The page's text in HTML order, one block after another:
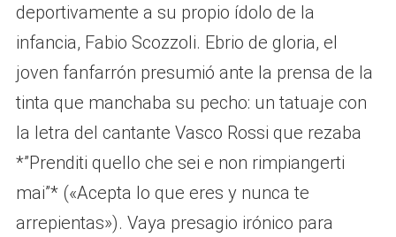
deportivamente a su propio ídolo de la
infancia, Fabio Scozzoli. Ebrio de gloria, el
joven fanfarrón presumió ante la prensa de la
tinta que manchaba su pecho: un tatuaje con
la letra del cantante Vasco Rossi que rezaba
*”Prenditi quello che sei e non rimpiangerti
mai”* («Acepta lo que eres y nunca te
arrepientas»). Vaya presagio irónico para